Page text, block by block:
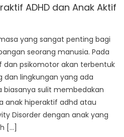
ADHD dan Anak Aktif
yang sangat penting bagi
seorang manusia. Pada
dan psikomotor akan terbentuk
dan lingkungan yang ada
biasanya sulit membedakan
anak hiperaktif adhd atau
Disorder dengan anak yang
[…]